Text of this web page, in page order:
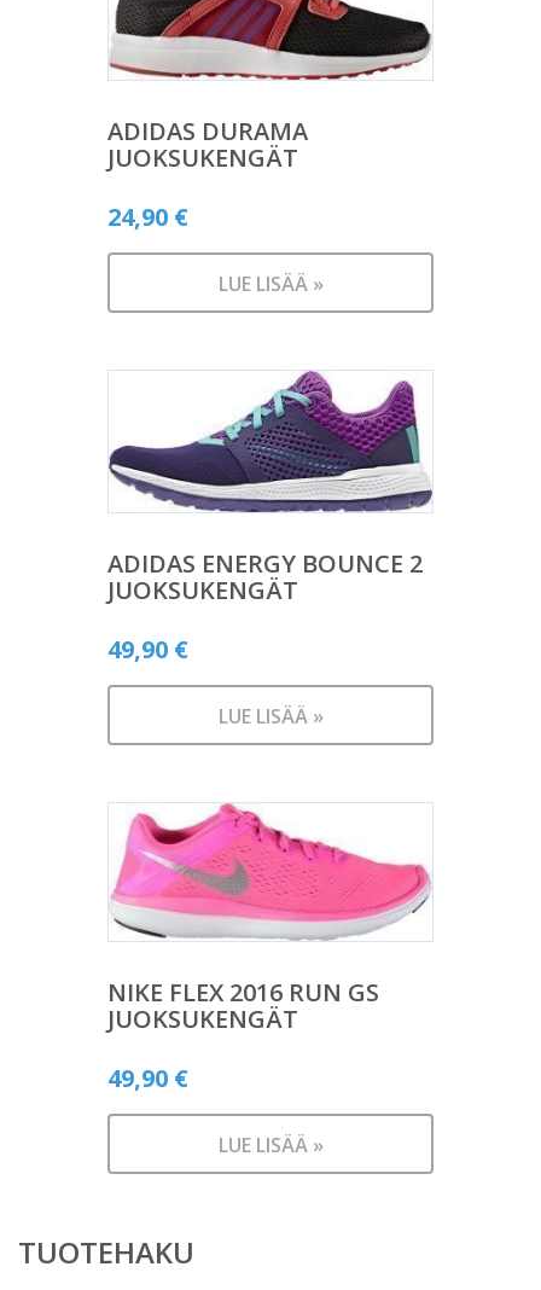
ADIDAS DURAMA
JUOKSUKENGÄT
24,90 €
LUE LISÄÄ »
ADIDAS ENERGY BOUNCE 2
JUOKSUKENGÄT
49,90 €
LUE LISÄÄ »
NIKE FLEX 2016 RUN GS
JUOKSUKENGÄT
49,90 €
LUE LISÄÄ »
TUOTEHAKU